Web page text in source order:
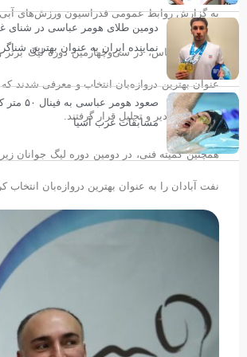
به گزارش روابط عمومی فدراسیون ورزش‌های آبی،
بر همین اساس، در سی‌وچهارمین دوره لیگ برتر
عنوان بهترین دروازه‌بان انتخاب و معرفی
آبی مورد تقدیر و تجلیل قرار گرفتند.
نفت آبادان را به عنوان بهترین دروازه‌بان
دومین طلای هومر عباسی در شنای
نماینده ایران به عنوان بهترین
صعود هومر
مسابقات غرب آسیا